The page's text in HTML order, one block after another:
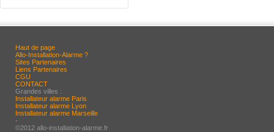
Haut de page
Allo-Installation-Alarme ?
Sites Partenaires
Liens Partenaires
CGU
CONTACT
Grandes villes :
Installateur alarme Paris
Installateur alarme Lyon
Installateur alarme Marseille
-
©2012 allo-installation-alarme.fr